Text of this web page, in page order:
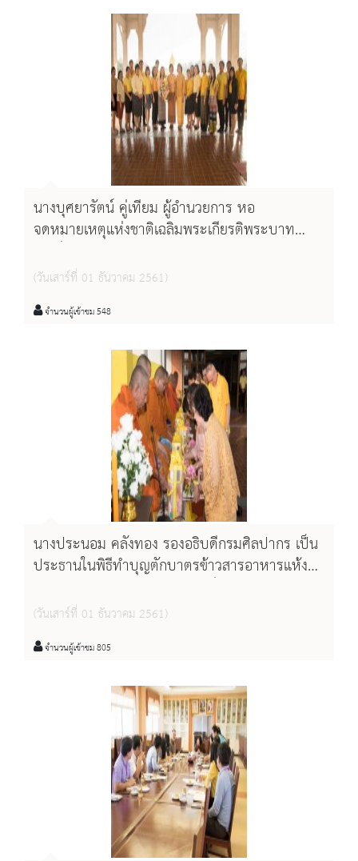
นางบุศยารัตน์ คู่เทียม ผู้อำนวยการ หอ
จดหมายเหตุแห่งชาติเฉลิมพระเกียรติพระบาท
สมเด็จพระเจ้าอยู่หัวภูมิพลอดุลยเดช และ
ข้าราชการ-เจ้าหน้าที่ ร่วมแสดงความยินดีในโอกาส
การสำนักหอจดหมายเหตุแห่งชาติ
(วันเสาร์ที่ 01 ธันวาคม 2561)
จำนวนผู้เข้าชม 548
นางประนอม คลังทอง รองอธิบดีกรมศิลปากร เป็น
ประธานในพิธีทำบุญตักบาตรข้าวสารอาหารแห้ง
ถวายพระราชกุศลพระบาทสมเด็จพระปรมินทรม
หาภูมิพลอดุลยเดชบรมนาถบพิตร
(วันเสาร์ที่ 01 ธันวาคม 2561)
จำนวนผู้เข้าชม 805